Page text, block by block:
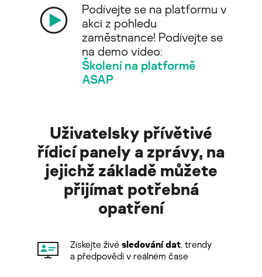
Podívejte se na platformu v
akci z pohledu
zaměstnance! Podívejte se
na demo video:
Školení na platformě
ASAP
Uživatelsky přívětivé
řídicí panely a zprávy, na
jejichž základě můžete
přijímat potřebná
opatření
Získejte živé sledování dat , trendy
a předpovědi v reálném čase